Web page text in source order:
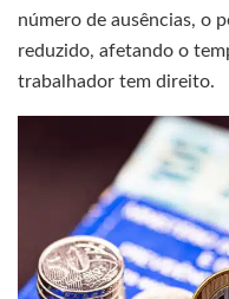
número de ausências, o
reduzido, afetando o
trabalhador tem direito.